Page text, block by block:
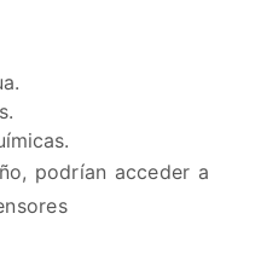
podrían acceder a